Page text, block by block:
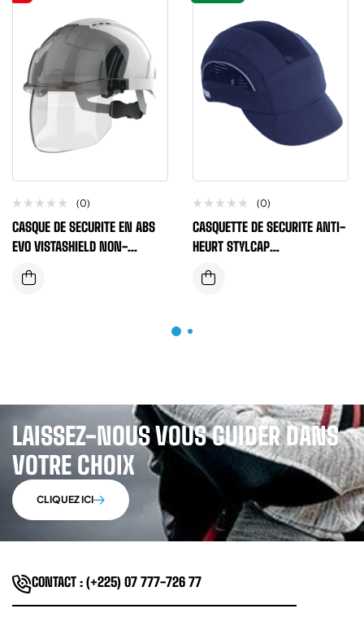
(0)
CASQUE DE SECURITE EN ABS
EVO VISTASHIELD NON-
VENTILE + MOLETTE
(0)
CASQUETTE DE SECURITE ANTI-
HEURT STYLCAP
REFLECHISSANTE 0% METAL
LAISSEZ-NOUS VOUS GUIDER DANS
VOTRE CHOIX
CLIQUEZ ICI
CONTACT : (+225) 07 777-726 77